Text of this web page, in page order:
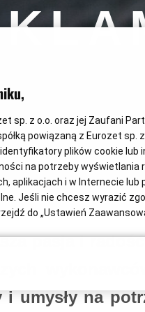
pasja i
i umysły na
sp. z o.o. oraz jej Zaufani
powiązaną z Eurozet
plików cookie
na potrzeby wyświetlania
aplikacjach i w Internecie lub
Jeśli nie chcesz wyrazić
do „Ustawień
zgody i odbywa się w oparciu
Partnerów. Takiemu
lub przez kontakt z